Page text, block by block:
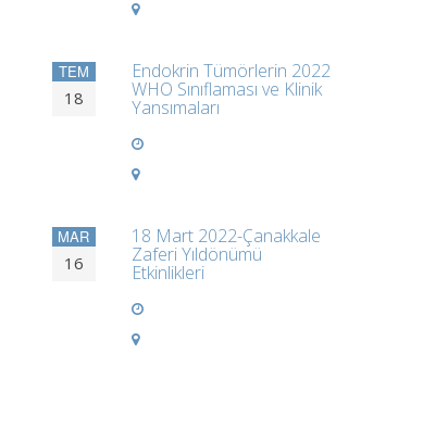
TEM
18
Endokrin Tümörlerin 2022
WHO Sınıflaması ve Klinik
Yansımaları
MAR
16
18 Mart 2022-Çanakkale
Zaferi Yıldönümü
Etkinlikleri